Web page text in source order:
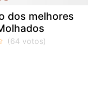
dos melhores